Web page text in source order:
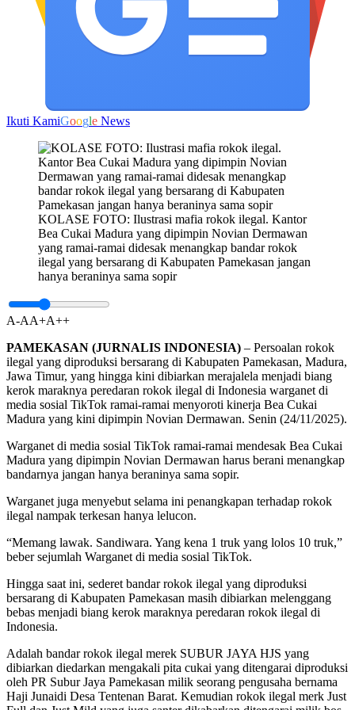
Ikuti KamiGoogle News
KOLASE FOTO: Ilustrasi mafia rokok ilegal. Kantor
Bea Cukai Madura yang dipimpin Novian Dermawan
yang ramai-ramai didesak menangkap bandar rokok
ilegal yang bersarang di Kabupaten Pamekasan jangan
hanya beraninya sama sopir
A-AA+A++
PAMEKASAN (JURNALIS INDONESIA) – Persoalan rokok
ilegal yang diproduksi bersarang di Kabupaten Pamekasan, Madura,
Jawa Timur, yang hingga kini dibiarkan merajalela menjadi biang
kerok maraknya peredaran rokok ilegal di Indonesia warganet di
media sosial TikTok ramai-ramai menyoroti kinerja Bea Cukai
Madura yang kini dipimpin Novian Dermawan. Senin (24/11/2025).
Warganet di media sosial TikTok ramai-ramai mendesak Bea Cukai
Madura yang dipimpin Novian Dermawan harus berani menangkap
bandarnya jangan hanya beraninya sama sopir.
Warganet juga menyebut selama ini penangkapan terhadap rokok
ilegal nampak terkesan hanya lelucon.
“Memang lawak. Sandiwara. Yang kena 1 truk yang lolos 10 truk,”
beber sejumlah Warganet di media sosial TikTok.
Hingga saat ini, sederet bandar rokok ilegal yang diproduksi
bersarang di Kabupaten Pamekasan masih dibiarkan melenggang
bebas menjadi biang kerok maraknya peredaran rokok ilegal di
Indonesia.
Adalah bandar rokok ilegal merek SUBUR JAYA HJS yang
dibiarkan diedarkan mengakali pita cukai yang ditengarai diproduksi
oleh PR Subur Jaya Pamekasan milik seorang pengusaha bernama
Haji Junaidi Desa Tentenan Barat. Kemudian rokok ilegal merk Just